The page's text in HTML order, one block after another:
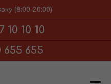
(8:00-20:00)
10 10 10
655